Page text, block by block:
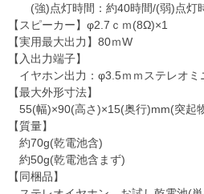
(強)点灯時間：約40時間/(弱)点灯
【スピーカー】φ2.7ｃｍ(8Ω)×1
【実用最大出力】80ｍW
【入出力端子】
イヤホン出力：φ3.5ｍｍステレオミ
【最大外形寸法】
55(幅)×90(高さ)×15(奥行)mm(突起
【質量】
約70g(乾電池含)
約50g(乾電池含まず)
【同梱品】